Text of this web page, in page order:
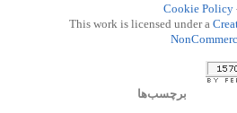
Cookie Policy
This work is licensed under a
برچسب‌ها